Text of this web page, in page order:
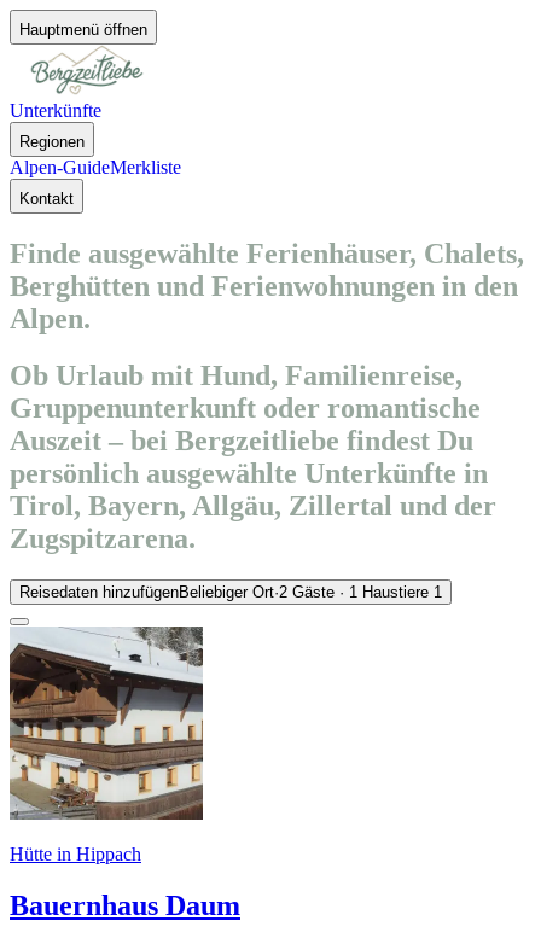
Hauptmenü öffnen
Unterkünfte
Regionen
Alpen-GuideMerkliste
Kontakt
Finde ausgewählte Ferienhäuser, Chalets,
Berghütten und Ferienwohnungen in den
Alpen.
Ob Urlaub mit Hund, Familienreise,
Gruppenunterkunft oder romantische
Auszeit – bei Bergzeitliebe findest Du
persönlich ausgewählte Unterkünfte in
Tirol, Bayern, Allgäu, Zillertal und der
Zugspitzarena.
Reisedaten hinzufügenBeliebiger Ort·2 Gäste · 1 Haustiere 1
Hütte in Hippach
Bauernhaus Daum